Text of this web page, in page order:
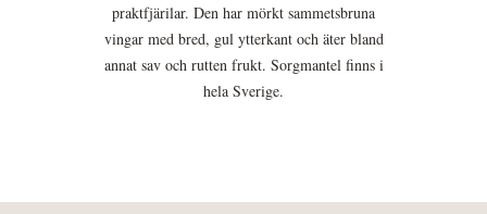
praktfjärilar. Den har mörkt sammetsbruna
vingar med bred, gul ytterkant och äter bland
annat sav och rutten frukt. Sorgmantel finns i
hela Sverige.